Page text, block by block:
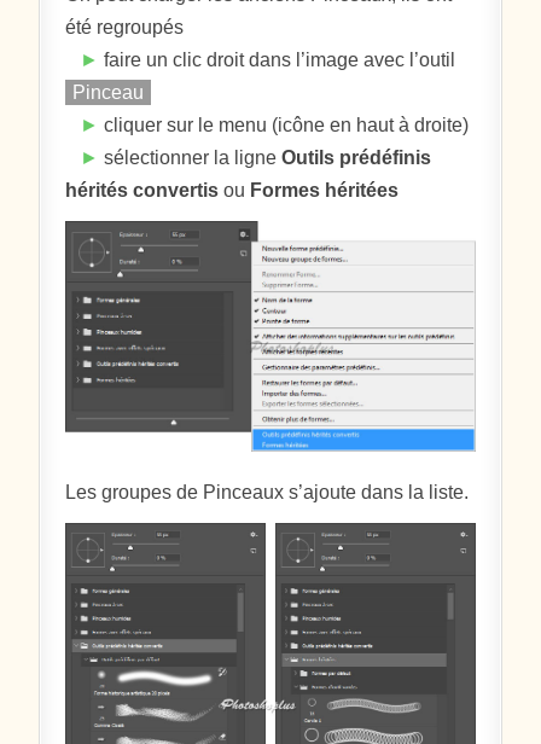
été regroupés
► faire un clic droit dans l’image avec l’outil
Pinceau
► cliquer sur le menu (icône en haut à droite)
► sélectionner la ligneOutils prédéfinis
hérités convertis ou Formes héritées
Les groupes de Pinceaux s’ajoute dans la liste.